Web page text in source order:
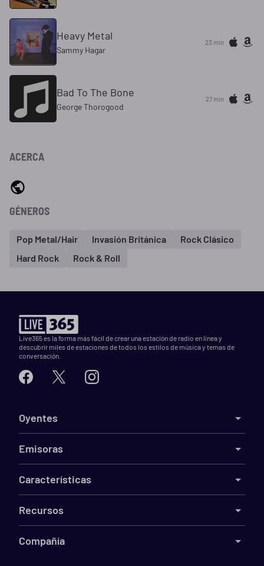
Heavy Metal
Sammy Hagar
23 min
Bad To The Bone
George Thorogood
27 min
ACERCA
GÉNEROS
Pop Metal/Hair Invasión Británica
Rock Clásico
Hard Rock
Rock & Roll
Live365 es la forma más fácil de crear una estación de radio en línea y
descubrir miles de estaciones de todos los estilos de música y temas de
conversación.
Oyentes
Emisoras
Características
Recursos
Compañía